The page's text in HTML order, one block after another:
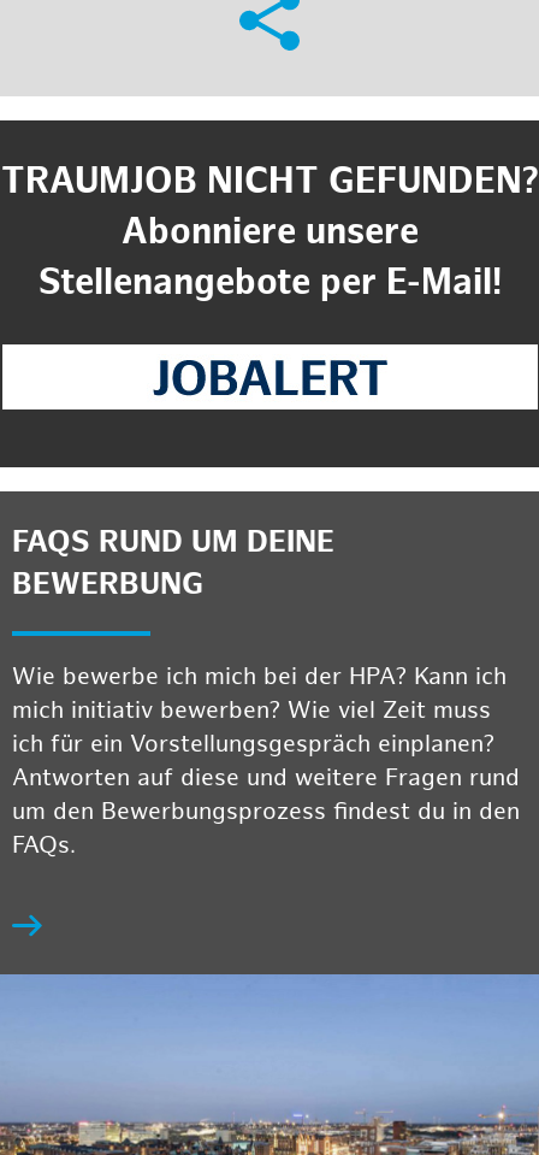
TRAUMJOB NICHT GEFUNDEN?
Abonniere unsere
Stellenangebote per E-Mail!
FAQS RUND UM DEINE
BEWERBUNG
Wie bewerbe ich mich bei der HPA? Kann ich
mich initiativ bewerben? Wie viel Zeit muss
ich für ein Vorstellungsgespräch einplanen?
Antworten auf diese und weitere Fragen rund
um den Bewerbungsprozess findest du in den
FAQs.